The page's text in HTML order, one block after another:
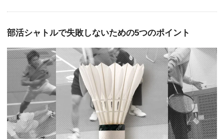
部活シャトルで失敗しないための5つのポイント